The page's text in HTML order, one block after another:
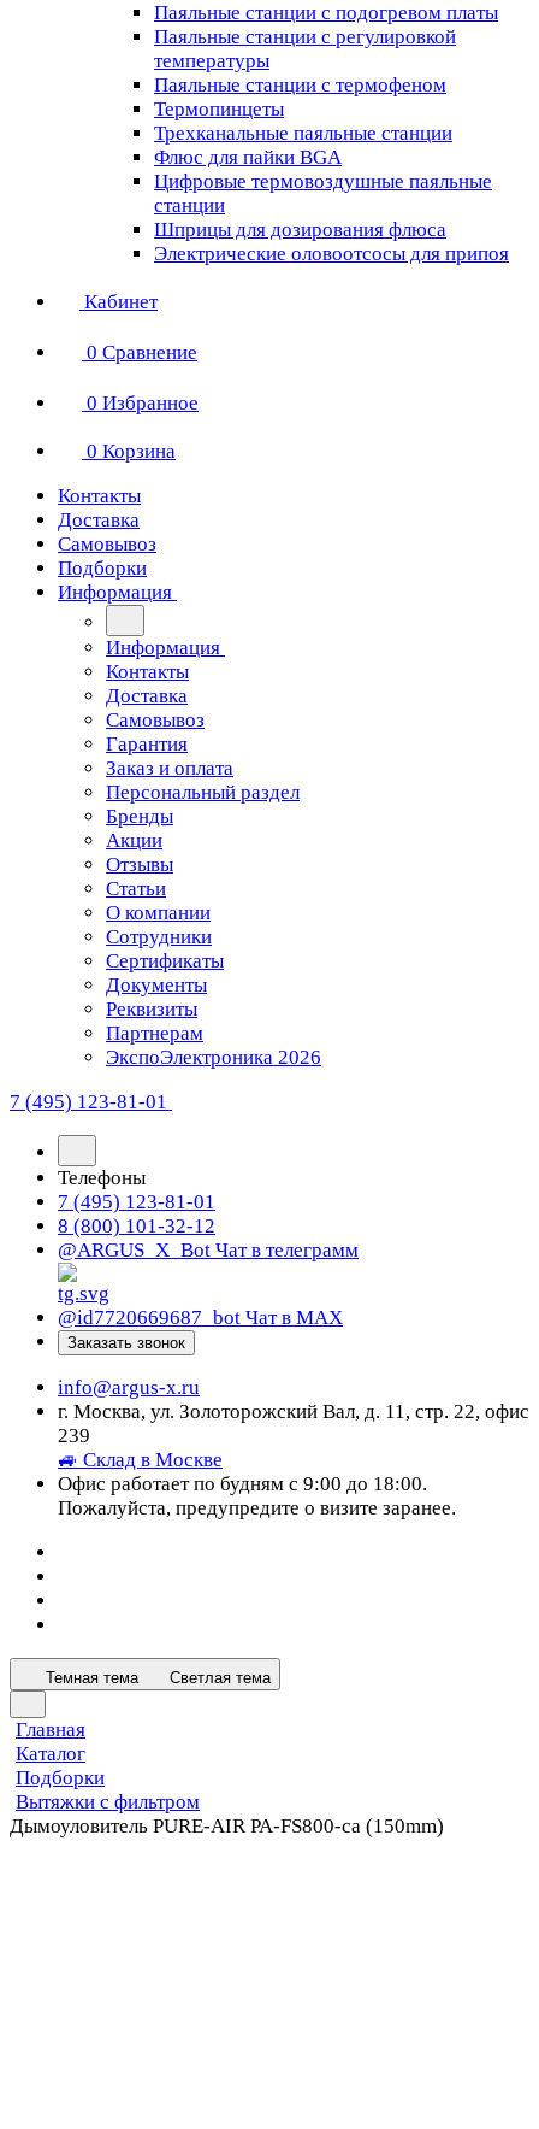
Паяльные станции с подогревом платы
Паяльные станции с регулировкой
температуры
Паяльные станции с термофеном
Термопинцеты
Трехканальные паяльные станции
Флюс для пайки BGA
Цифровые термовоздушные паяльные
станции
Шприцы для дозирования флюса
Электрические оловоотсосы для припоя
Кабинет
0 Сравнение
0 Избранное
0 Корзина
Контакты
Доставка
Самовывоз
Подборки
Информация
Информация
Контакты
Доставка
Самовывоз
Гарантия
Заказ и оплата
Персональный раздел
Бренды
Акции
Отзывы
Статьи
О компании
Сотрудники
Сертификаты
Документы
Реквизиты
Партнерам
ЭкспоЭлектроника 2026
7 (495) 123-81-01
Телефоны
7 (495) 123-81-01
8 (800) 101-32-12
@ARGUS_X_Bot Чат в телеграмм
@id7720669687_bot Чат в МАХ
Заказать звонок
info@argus-x.ru
г. Москва, ул. Золоторожский Вал, д. 11, стр. 22, офис
239
🚙 Склад в Москве
Офис работает по будням с 9:00 до 18:00.
Пожалуйста, предупредите о визите заранее.
Темная тема Светлая тема
Главная
Каталог
Подборки
Вытяжки с фильтром
Дымоуловитель PURE-AIR PA-FS800-ca (150mm)